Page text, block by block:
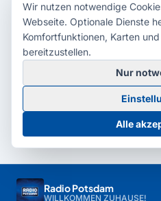
Radio Potsdam
WILLKOMMEN ZUHAUSE!
© 2026 Radio Potsdam. Webseite
Barrierefreiheitserklärung
Cookie-
Wir nutzen notwendige
Webseite. Optionale Dienste
Komfortfunktionen, Karten
bereitzustellen.
Nur
Alle